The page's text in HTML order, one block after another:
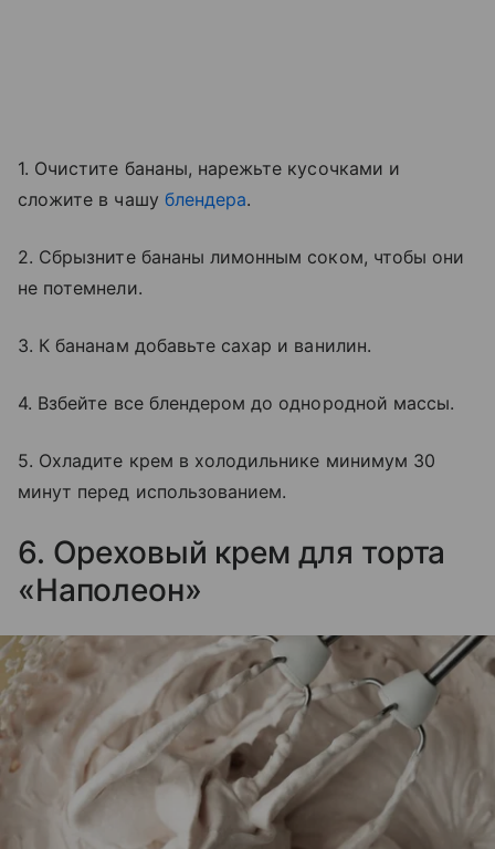
1. Очистите бананы, нарежьте кусочками и
сложите в чашу блендера.
2. Сбрызните бананы лимонным соком, чтобы они
не потемнели.
3. К бананам добавьте сахар и ванилин.
4. Взбейте все блендером до однородной массы.
5. Охладите крем в холодильнике минимум 30
минут перед использованием.
6. Ореховый крем для торта
«Наполеон»